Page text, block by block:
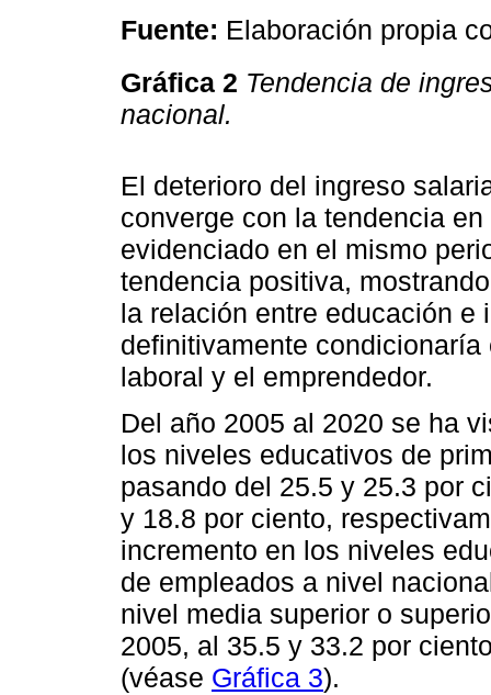
Fuente: Elaboración propia
Gráfica 2 Tendencia de
nacional.
El deterioro del ingreso
converge con la tendencia
evidenciado en el mismo
tendencia positiva,
la relación entre educación e
definitivamente
laboral y el emprendedor.
Del año 2005 al 2020 se ha
los niveles educativos de
pasando del 25.5 y 25.3 por
y 18.8 por ciento,
incremento en los niveles
de empleados a nivel
nivel media superior o
2005, al 35.5 y 33.2 por
(véase Gráfica 3).